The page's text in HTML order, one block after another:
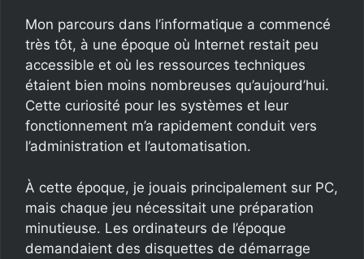
Mon parcours dans l’informatique a commencé
très tôt, à une époque où Internet restait peu
accessible et où les ressources techniques
étaient bien moins nombreuses qu’aujourd’hui.
Cette curiosité pour les systèmes et leur
fonctionnement m’a rapidement conduit vers
l’administration et l’automatisation.
À cette époque, je jouais principalement sur PC,
mais chaque jeu nécessitait une préparation
minutieuse. Les ordinateurs de l’époque
demandaient des disquettes de démarrage